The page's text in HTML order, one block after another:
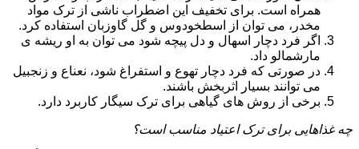
همراه است. برای تخفیف این اضطراب ناشی از ترک مواد
مخدر، می توان از اسطخودوس و گل گاوزبان استفاده کرد.
اگر فرد دچار اسهال و دل پیچه شود می توان به او ریشه ی
مارشمالو داد.
در صورتی که فرد دچار تهوع و استفراغ شود، نعناع و زنجبیل
می توانند بسیار اثربخش باشند.
برخی از روش های گیاهی برای ترک سیگار کاربرد دارد.
چه غذاهایی برای ترک اعتیاد مناسب است؟